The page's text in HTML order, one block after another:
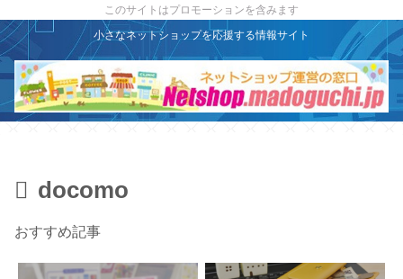
このサイトはプロモーションを含みます
小さなネットショップを応援する情報サイト
docomo
おすすめ記事